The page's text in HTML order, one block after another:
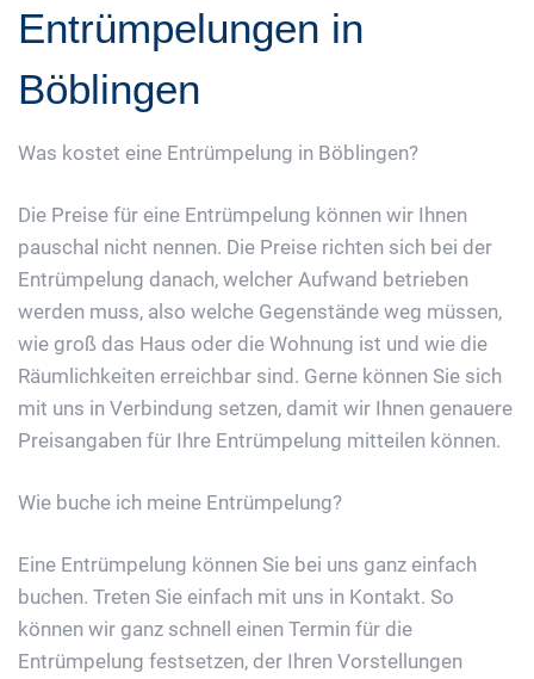
Entrümpelungen in
Böblingen
Was kostet eine Entrümpelung in Böblingen?
Die Preise für eine Entrümpelung können wir Ihnen
pauschal nicht nennen. Die Preise richten sich bei der
Entrümpelung danach, welcher Aufwand betrieben
werden muss, also welche Gegenstände weg müssen,
wie groß das Haus oder die Wohnung ist und wie die
Räumlichkeiten erreichbar sind. Gerne können Sie sich
mit uns in Verbindung setzen, damit wir Ihnen genauere
Preisangaben für Ihre Entrümpelung mitteilen können.
Wie buche ich meine Entrümpelung?
Eine Entrümpelung können Sie bei uns ganz einfach
buchen. Treten Sie einfach mit uns in Kontakt. So
können wir ganz schnell einen Termin für die
Entrümpelung festsetzen, der Ihren Vorstellungen